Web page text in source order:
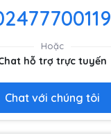
Hoặc
hỗ trợ trực tuyến
Chat với chúng tôi